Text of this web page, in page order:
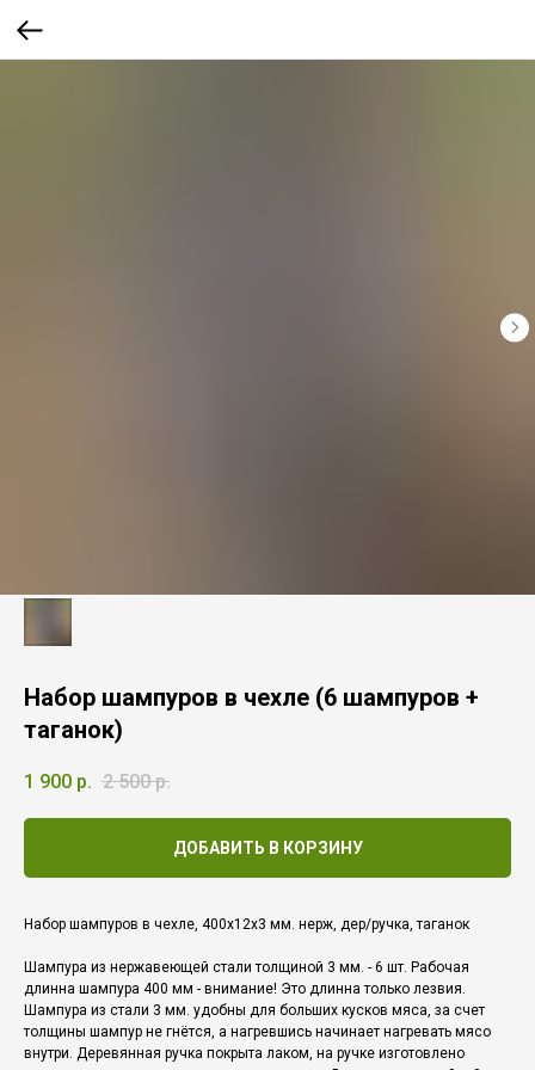
Набор шампуров в чехле (6 шампуров +
таганок)
1 900 р. 2 500 р.
ДОБАВИТЬ В КОРЗИНУ
Набор шампуров в чехле, 400х12х3 мм. нерж, дер/ручка, таганок
Шампура из нержавеющей стали толщиной 3 мм. - 6 шт. Рабочая
длинна шампура 400 мм - внимание! Это длинна только лезвия.
Шампура из стали 3 мм. удобны для больших кусков мяса, за счет
толщины шампур не гнётся, а нагревшись начинает нагревать мясо
внутри. Деревянная ручка покрыта лаком, на ручке изготовлено